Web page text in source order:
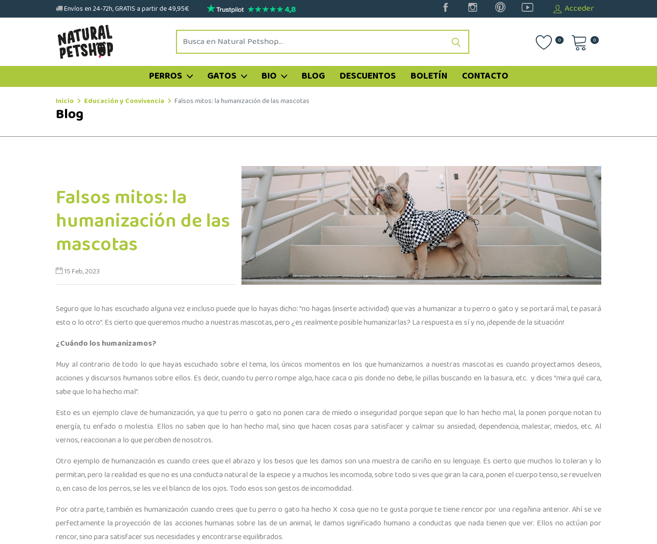
Envíos en 24-72h, GRATIS a partir de 49,95€ Acceder
0 0
PERROS GATOS BIO BLOG DESCUENTOS BOLETÍN CONTACTO
Inicio Educación y Convivencia Falsos mitos: la humanización de las mascotas
Blog
Falsos mitos: la
humanización de las
mascotas
15 Feb, 2023
Seguro que lo has escuchado alguna vez e incluso puede que lo hayas dicho: “no hagas (inserte actividad) que vas a humanizar a tu perro o gato y se portará mal, te pasará
esto o lo otro”. Es cierto que queremos mucho a nuestras mascotas, pero ¿es realmente posible humanizarlas? La respuesta es sí y no, ¡depende de la situación!
¿Cuándo los humanizamos?
Muy al contrario de todo lo que hayas escuchado sobre el tema, los únicos momentos en los que humanizamos a nuestras mascotas es cuando proyectamos deseos,
acciones y discursos humanos sobre ellos. Es decir, cuando tu perro rompe algo, hace caca o pis donde no debe, le pillas buscando en la basura, etc. y dices “mira qué cara,
sabe que lo ha hecho mal”.
Esto es un ejemplo clave de humanización, ya que tu perro o gato no ponen cara de miedo o inseguridad porque sepan que lo han hecho mal, la ponen porque notan tu
energía, tu enfado o molestia. Ellos no saben que lo han hecho mal, sino que hacen cosas para satisfacer y calmar su ansiedad, dependencia, malestar, miedos, etc. Al
vernos, reaccionan a lo que perciben de nosotros.
Otro ejemplo de humanización es cuando crees que el abrazo y los besos que les damos son una muestra de cariño en su lenguaje. Es cierto que muchos lo toleran y lo
permitan, pero la realidad es que no es una conducta natural de la especie y a muchos les incomoda, sobre todo si ves que giran la cara, ponen el cuerpo tenso, se revuelven
o, en caso de los perros, se les ve el blanco de los ojos. Todo esos son gestos de incomodidad.
Por otra parte, también es humanización cuando crees que tu perro o gato ha hecho X cosa que no te gusta porque te tiene rencor por una regañina anterior. Ahí se ve
perfectamente la proyección de las acciones humanas sobre las de un animal, le damos significado humano a conductas que nada tienen que ver. Ellos no actúan por
rencor, sino para satisfacer sus necesidades y encontrarse equilibrados.